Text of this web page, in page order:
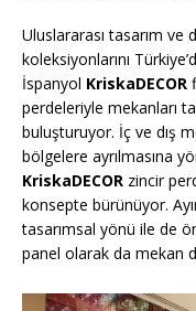
Uluslararası tasarım ve
koleksiyonlarını
İspanyol KriskaDECOR
perdeleriyle mekanları
buluşturuyor. İç ve dış
bölgelere ayrılmasına
KriskaDECOR zincir
konsepte bürünüyor.
tasarımsal yönü ile de
panel olarak da mekan